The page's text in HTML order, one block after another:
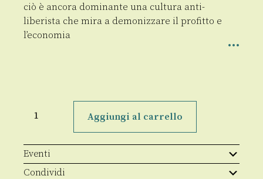
ciò è ancora dominante una cultura anti-
liberista che mira a demonizzare il profitto e
l’economia
economia
e
società
aperta
quantità
Aggiungi al carrello
Eventi
Condividi